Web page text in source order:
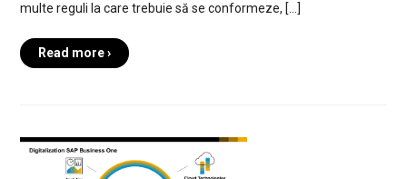
multe reguli la care trebuie să se conformeze, […]
Read more ›